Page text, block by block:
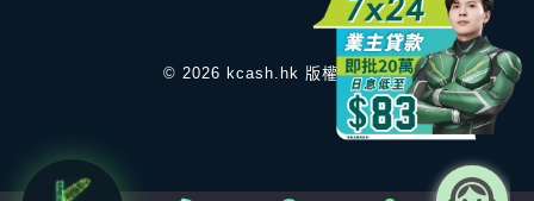
© 2026 kcash.hk 版權所有